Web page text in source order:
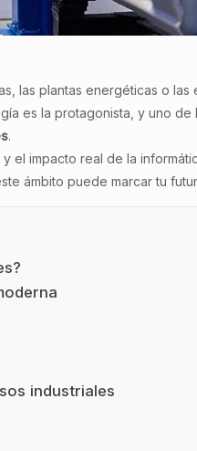
las plantas energéticas o las
es la protagonista, y uno de
.
el impacto real de la
ámbito puede marcar tu
industriales